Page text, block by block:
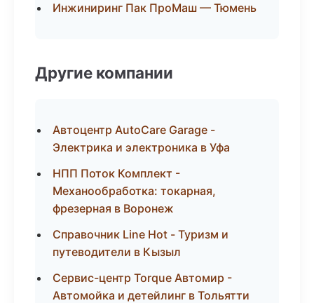
Инжиниринг Пак ПроМаш — Тюмень
Другие компании
Автоцентр AutoCare Garage -
Электрика и электроника в Уфа
НПП Поток Комплект -
Механообработка: токарная,
фрезерная в Воронеж
Справочник Line Hot - Туризм и
путеводители в Кызыл
Сервис-центр Torque Автомир -
Автомойка и детейлинг в Тольятти